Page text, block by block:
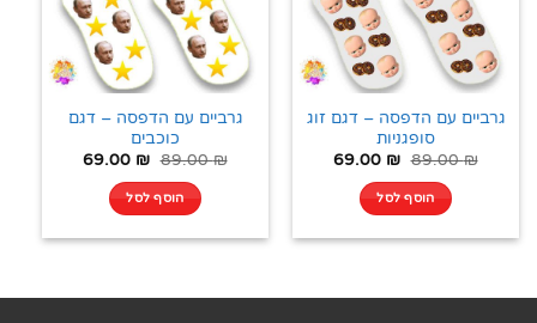
גרביים עם הדפסה – דגם זוג
סופגניות
89.00₪
69.00 ₪
הוסף לסל
גרביים עם הדפסה – דגם
כוכבים
89.00₪
69.00 ₪
הוסף לסל